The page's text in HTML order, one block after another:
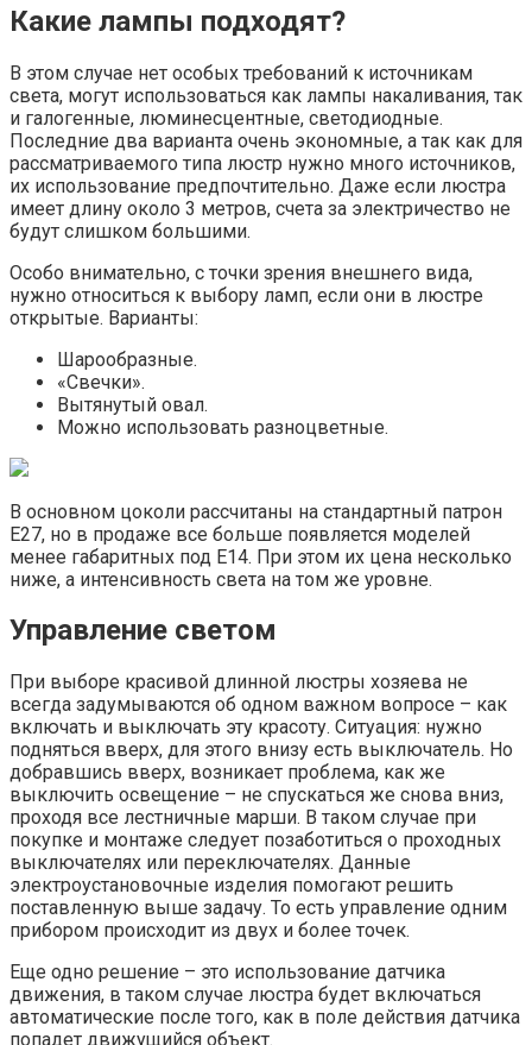
Какие лампы подходят?
В этом случае нет особых требований к источникам
света, могут использоваться как лампы накаливания, так
и галогенные, люминесцентные, светодиодные.
Последние два варианта очень экономные, а так как для
рассматриваемого типа люстр нужно много источников,
их использование предпочтительно. Даже если люстра
имеет длину около 3 метров, счета за электричество не
будут слишком большими.
Особо внимательно, с точки зрения внешнего вида,
нужно относиться к выбору ламп, если они в люстре
открытые. Варианты:
Шарообразные.
«Свечки».
Вытянутый овал.
Можно использовать разноцветные.
В основном цоколи рассчитаны на стандартный патрон
Е27, но в продаже все больше появляется моделей
менее габаритных под Е14. При этом их цена несколько
ниже, а интенсивность света на том же уровне.
Управление светом
При выборе красивой длинной люстры хозяева не
всегда задумываются об одном важном вопросе – как
включать и выключать эту красоту. Ситуация: нужно
подняться вверх, для этого внизу есть выключатель. Но
добравшись вверх, возникает проблема, как же
выключить освещение – не спускаться же снова вниз,
проходя все лестничные марши. В таком случае при
покупке и монтаже следует позаботиться о проходных
выключателях или переключателях. Данные
электроустановочные изделия помогают решить
поставленную выше задачу. То есть управление одним
прибором происходит из двух и более точек.
Еще одно решение – это использование датчика
движения, в таком случае люстра будет включаться
автоматические после того, как в поле действия датчика
попадет движущийся объект.